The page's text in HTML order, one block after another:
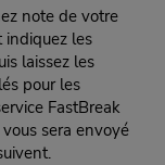
note de votre
indiquez les
laissez les
pour les
FastBreak
sera envoyé